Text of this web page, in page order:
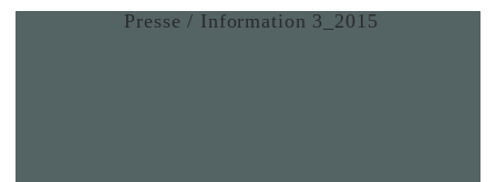
Presse / Information 3_2015